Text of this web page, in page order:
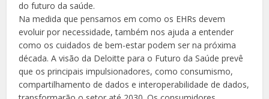
do futuro da saúde.
Na medida que pensamos em como os EHRs devem
evoluir por necessidade, também nos ajuda a entender
como os cuidados de bem-estar podem ser na próxima
década. A visão da Deloitte para o Futuro da Saúde prevê
que os principais impulsionadores, como consumismo,
compartilhamento de dados e interoperabilidade de dados,